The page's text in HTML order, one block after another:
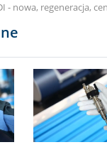
- nowa, regeneracja,